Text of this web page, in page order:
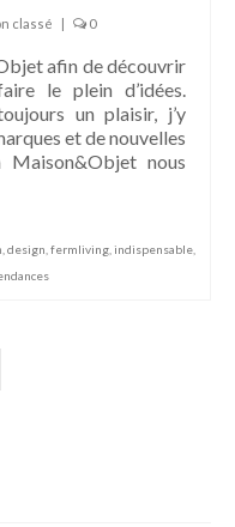
classé | 0
afin de découvrir
le plein d’idées.
un plaisir, j’y
et de nouvelles
Maison&Objet nous
design fermliving indispensable